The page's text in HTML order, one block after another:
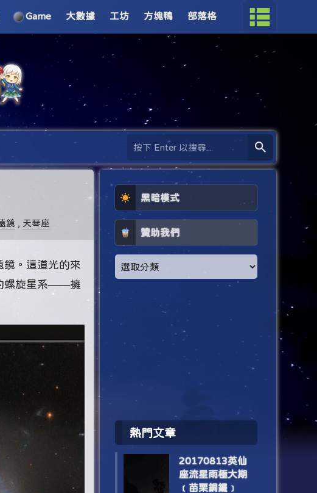
Game 大數據 工坊 方塊鴨 部落格
鏡 , 天琴座
。這道光的來
螺旋星系——擁
黑暗模式
贊助我們
熱門文章
20170813英仙
座流星雨極大期
﹝苗栗銅鑼﹞